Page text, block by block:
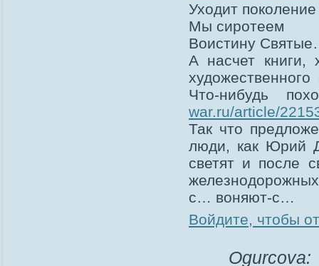
Уходит
Мы сиротеем
Воистину
А насчет книги,
Что-нибудь
war.ru/article/
Так что
люди, как Юрий
светят и после
с… воняют-с…
Войдите, чтобы
Ogurcova: